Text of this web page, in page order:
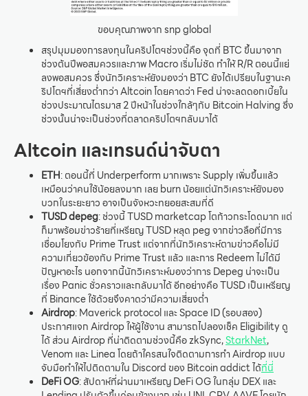
ขอบคุณภาพจาก snp global
สรุปมุมมองการลงทุนในคริปโตฯช่วงนี้คือ จุดที่ BTC ขึ้นมาจาก
ช่วงต้นปีพอสมควรและภาพ Macro เริ่มไม่ชัด ทำให้ R/R ตอนนี้แย่
ลงพอสมควร ซึ่งนักวิเคราะห์ยังมองว่า BTC ยังได้เปรียบในฐานะค
ริปโตฯที่เสี่ยงต่ำกว่า Altcoin โดยคาดว่า Fed น่าจะลดดอกเบี้ยใน
ช่วงประมาณไตรมาส 2 ปีหน้าในช่วงใกล้ๆกับ Bitcoin Halving ซึ่ง
ช่วงนั้นน่าจะเป็นช่วงที่ตลาดคริปโตฯกลับมาได้
Altcoin และเทรนด์น่าจับตา
ETH: ตอนนี้ที่ Underperform มากเพราะ Supply เพิ่มขึ้นแล้ว
เหมือนว่าคนใช้น้อยลงมาก เลย burn น้อยแต่นักวิเคราะห์ยังมอง
บวกในระยะยาวอาจเป็นจังหวะทยอยสะสมที่ดี
TUSD depeg: ช่วงนี้ TUSD marketcap โตก้าวกระโดดมาก แต่
ก็มาพร้อมข่าวร้ายที่เหรียญ TUSD หลุด peg จากข่าวลือที่มีการ
เชื่อมโยงกับ Prime Trust แต่จากที่นักวิเคราะห์ตามข่าวคือไม่มี
ความเกี่ยวข้องกับ Prime Trust แล้ว และการ Redeem ไม่ได้มี
ปัญหาอะไร นอกจากนี้นักวิเคราะห์มองว่าการ Depeg น่าจะเป็น
เรื่อง Panic ชั่วคราวและกลับมาได้ อีกอย่างคือ TUSD เป็นเหรียญ
ที่ Binance ใช้ด้วยจึงคาดว่ามีความเสี่ยงต่ำ
Airdrop: Maverick protocol และ Space ID (รอบสอง)
ประกาศแจก Airdrop ให้ผู้ใช้งาน สามารถไปลองเช็ค Eligibility ดู
ได้ ส่วน Airdrop ที่น่าติดตามช่วงนี้คือ zkSync,StarkNet,
Venom และ Linea โดยถ้าใครสนใจติดตามการทำ Airdrop แบบ
จับมือทำให้ไปติดตามใน Discord ของ Bitcoin addict ได้ที่นี่
DeFi OG: สัปดาห์ที่ผ่านมาเหรียญ DeFi OG ในกลุ่ม DEX และ